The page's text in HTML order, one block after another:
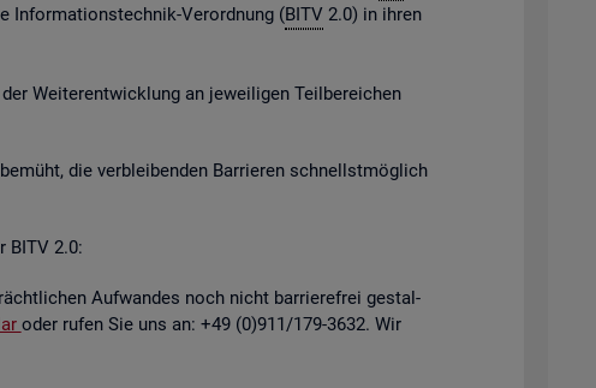
In­for­ma­ti­ons­tech­nik-Ver­ord­nung (BITV 2.0) in ihren
Wei­ter­ent­wick­lung an je­wei­li­gen Teil­be­rei­chen
die ver­blei­ben­den Bar­rie­ren schnellst­mög­lich
BITV 2.0:
Auf­wan­des noch nicht bar­rie­re­frei ge­stal­
oder rufen Sie uns an: +49 (0)911/179-3632. Wir